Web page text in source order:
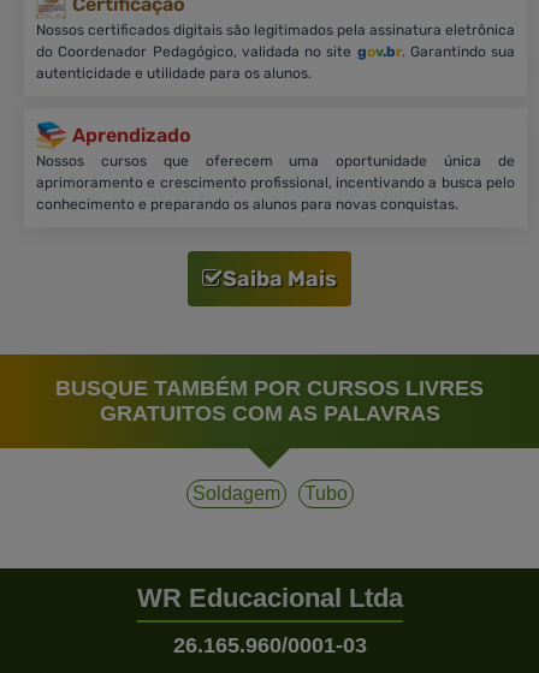
Nossos certificados digitais são legitimados pela assinatura eletrônica
do Coordenador Pedagógico, validada no site gov.br. Garantindo sua
autenticidade e utilidade para os alunos.
Aprendizado
Nossos cursos que oferecem uma oportunidade única de
aprimoramento e crescimento profissional, incentivando a busca pelo
conhecimento e preparando os alunos para novas conquistas.
Saiba Mais
BUSQUE TAMBÉM POR CURSOS LIVRES
GRATUITOS COM AS PALAVRAS
Soldagem Tubo
WR Educacional Ltda
26.165.960/0001-03